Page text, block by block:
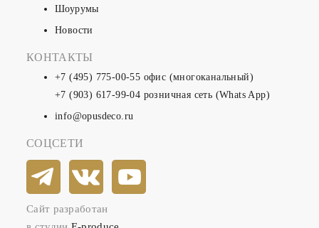
Шоурумы
Новости
КОНТАКТЫ
+7 (495) 775-00-55 офис (многоканальный)
+7 (903) 617-99-04 розничная сеть (Whats App)
info@opusdeco.ru
СОЦСЕТИ
Сайт разработан